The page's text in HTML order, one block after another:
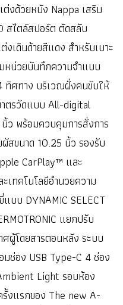
งด้วยหนัง Nappa เสริม
สไตล์สปอร์ต ตัดสลับ
งเดินด้ายสีแดง สำหรับเบาะ
หน่วยบันทึกความจำแบบ
ทิศทาง บริเวณฝั่งคนขับให้
ตรวัดแบบ All-digital
ว พร้อมควบคุมการสั่งการ
สขนาด 10.25 นิ้ว รองรับ
CarPlay™ และ
ทคโนโลยีอำนวยความ
บบ DYNAMIC SELECT
แยกปรับ
ผู้โดยสารตอนหลัง ระบบ
ช่อง USB Type-C 4 ช่อง
Light รอบห้อง
งแรกของ The new A-